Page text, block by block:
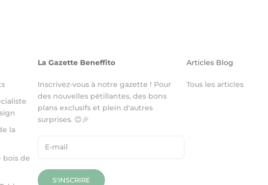
la
bois de
La Gazette Beneffito
Inscrivez-vous à notre gazette ! Pour
des nouvelles pétillantes, des bons
plans exclusifs et plein d'autres
surprises. 😊🎉
S'INSCRIRE
Articles Blog
Tous les articles